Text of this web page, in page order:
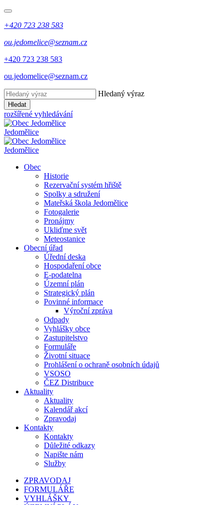
+420 723 238 583
ou.jedomelice@seznam.cz
+420 723 238 583
ou.jedomelice@seznam.cz
Hledaný výraz
Hledat
rozšířené vyhledávání
Jedomělice
Jedomělice
Obec
Historie
Rezervační systém hřiště
Spolky a sdružení
Mateřská škola Jedomělice
Fotogalerie
Pronájmy
Ukliďme svět
Meteostanice
Obecní úřad
Úřední deska
Hospodaření obce
E-podatelna
Územní plán
Strategický plán
Povinné informace
Výroční zpráva
Odpady
Vyhlášky obce
Zastupitelstvo
Formuláře
Životní situace
Prohlášení o ochraně osobních údajů
VSOSO
ČEZ Distribuce
Aktuality
Aktuality
Kalendář akcí
Zpravodaj
Kontakty
Kontakty
Důležité odkazy
Napište nám
Služby
ZPRAVODAJ
FORMULÁŘE
VYHLÁŠKY